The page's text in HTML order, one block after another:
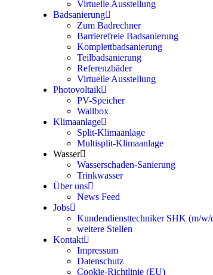
Virtuelle Ausstellung
Badsanierung
Zum Badrechner
Barrierefreie Badsanierung
Komplettbadsanierung
Teilbadsanierung
Referenzbäder
Virtuelle Ausstellung
Photovoltaik
PV-Speicher
Wallbox
Klimaanlage
Split-Klimaanlage
Multisplit-Klimaanlage
Wasser
Wasserschaden-Sanierung
Trinkwasser
Über uns
News Feed
Jobs
Kundendiensttechniker SHK (m/w/
weitere Stellen
Kontakt
Impressum
Datenschutz
Cookie-Richtlinie (EU)